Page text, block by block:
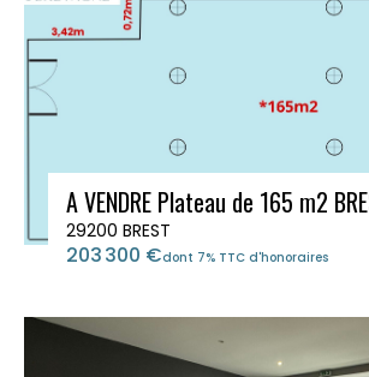
29200 BREST
203 300 €dont 7% TTC d'honoraires